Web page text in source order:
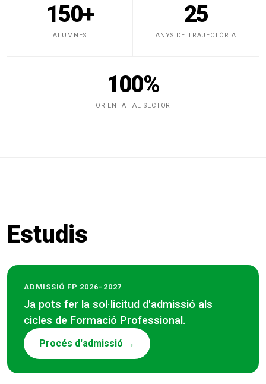
150+
ALUMNES
25
ANYS DE TRAJECTÒRIA
100%
ORIENTAT AL SECTOR
Estudis
ADMISSIÓ FP 2026–2027
Ja pots fer la sol·licitud d'admissió als
cicles de Formació Professional.
Procés d'admissió →